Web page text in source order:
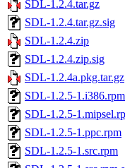
SDL-1.2.4.tar.gz
SDL-1.2.4.tar.gz.sig
SDL-1.2.4.zip
SDL-1.2.4.zip.sig
SDL-1.2.4a.pkg.tar.gz
SDL-1.2.5-1.i386.rpm
SDL-1.2.5-
SDL-1.2.5-1.ppc.rpm
SDL-1.2.5-1.src.rpm